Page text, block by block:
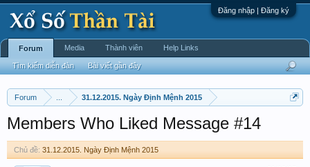
Đăng nhập | Đăng ký
Forum 31.12.2015. Ngày Định Mệnh 2015
Members Who Liked Message #14
Chủ đề: 31.12.2015. Ngày Định Mệnh 2015
Forum
Tìm kiếm diễn đàn Bài viết gần đây
Media Thành viên Help Links